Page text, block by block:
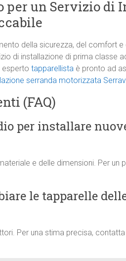
per un Servizio di
della sicurezza, del comfort
di installazione di prima classe
esperto tapparellista è pronto ad
serranda motorizzata
(FAQ)
per installare
e delle dimensioni. Per
le tapparelle
Per una stima precisa, contatta